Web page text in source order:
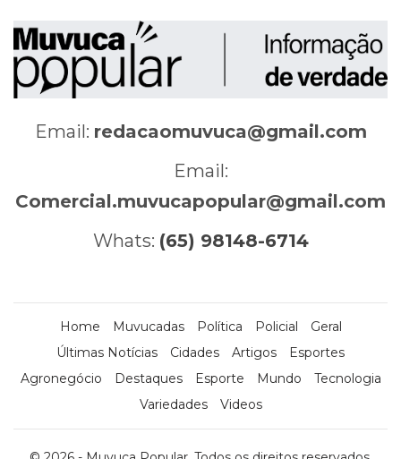
Email: redacaomuvuca@gmail.com
Email:
Comercial.muvucapopular@gmail.com
Whats: (65) 98148-6714
Home Muvucadas Política Policial
Geral
Últimas Notícias
Cidades Artigos
Esportes
Agronegócio
Destaques Esporte Mundo
Tecnologia
Variedades
Videos